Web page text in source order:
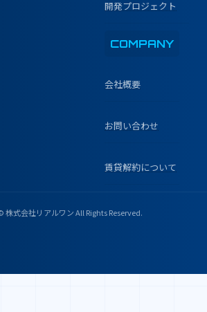
開発プロジェクト
COMPANY
会社概要
お問い合わせ
賃貸解約について
株式会社リアルワン All Rights Reserved.